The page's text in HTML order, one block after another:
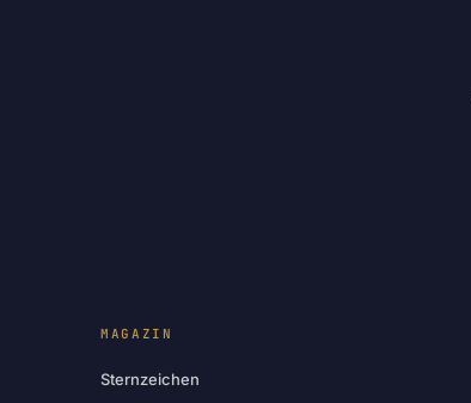
MAGAZIN
Sternzeichen